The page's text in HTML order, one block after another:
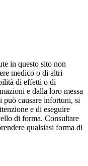
in questo sito non
medico o di altri
di effetti o di
e dalla loro messa
può causare infortuni, si
e di eseguire
di forma. Consultare
qualsiasi forma di